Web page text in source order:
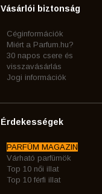
Vásárlói biztonság
Céginformációk
Miért a Parfum.hu?
30 napos csere és
visszavásárlás
Jogi információk
Érdekességek
PARFÜM MAGAZIN
Várható parfümök
Top 10 női illat
Top 10 férfi illat